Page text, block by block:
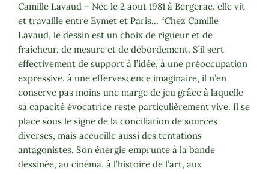
Camille Lavaud – Née le 2 aout 1981 à Bergerac, elle vit
et travaille entre Eymet et Paris… “Chez Camille
Lavaud, le dessin est un choix de rigueur et de
fraîcheur, de mesure et de débordement. S’il sert
effectivement de support à l’idée, à une préoccupation
expressive, à une effervescence imaginaire, il n’en
conserve pas moins une marge de jeu grâce à laquelle
sa capacité évocatrice reste particulièrement vive. Il se
place sous le signe de la conciliation de sources
diverses, mais accueille aussi des tentations
antagonistes. Son énergie emprunte à la bande
dessinée, au cinéma, à l’histoire de l’art, aux